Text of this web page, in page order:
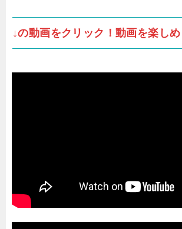
↓の動画をクリック！動画を楽しめ